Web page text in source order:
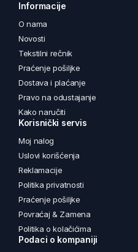
Informacije
O nama
Novosti
Tekstilni rečnik
Praćenje pošiljke
Dostava i plaćanje
Pravo na odustajanje
Kako naručiti
Korisnički servis
Moj nalog
Uslovi korišćenja
Reklamacije
Politika privatnosti
Praćenje pošiljke
Povraćaj & Zamena
Politika o kolačićima
Podaci o kompaniji